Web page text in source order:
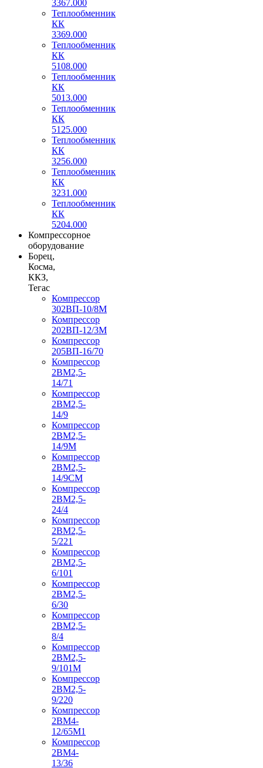
3367.000
Теплообменник
КК
3369.000
Теплообменник
КК
5108.000
Теплообменник
КК
5013.000
Теплообменник
КК
5125.000
Теплообменник
КК
3256.000
Теплообменник
КК
3231.000
Теплообменник
КК
5204.000
Компрессорное
оборудование
Борец,
Косма,
ККЗ,
Тегас
Компрессор
302ВП-10/8М
Компрессор
202ВП-12/3М
Компрессор
205ВП-16/70
Компрессор
2ВМ2,5-
14/71
Компрессор
2ВМ2,5-
14/9
Компрессор
2ВМ2,5-
14/9М
Компрессор
2ВМ2,5-
14/9СМ
Компрессор
2ВМ2,5-
24/4
Компрессор
2ВМ2,5-
5/221
Компрессор
2ВМ2,5-
6/101
Компрессор
2ВМ2,5-
6/30
Компрессор
2ВМ2,5-
8/4
Компрессор
2ВМ2,5-
9/101М
Компрессор
2ВМ2,5-
9/220
Компрессор
2ВМ4-
12/65М1
Компрессор
2ВМ4-
13/36